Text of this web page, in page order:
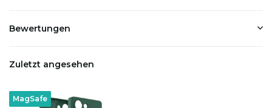
Bewertungen
Zuletzt angesehen
MagSafe